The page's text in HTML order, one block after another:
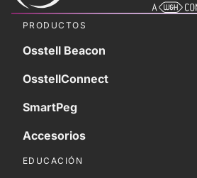
PRODUCTOS
Osstell Beacon
OsstellConnect
SmartPeg
Accesorios
EDUCACIÓN